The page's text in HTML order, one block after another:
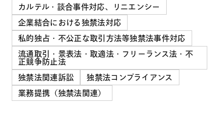
カルテル・談合事件対応、リニエンシー
企業結合における独禁法対応
私的独占・不公正な取引方法等独禁法事件対応
流通取引・景表法・取適法・フリーランス法・不
正競争防止法
独禁法関連訴訟
独禁法コンプライアンス
業務提携（独禁法関連）